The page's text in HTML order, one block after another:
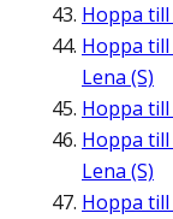
Hoppa till
Hoppa till
Lena (S)
Hoppa till
Hoppa till
Lena (S)
Hoppa till